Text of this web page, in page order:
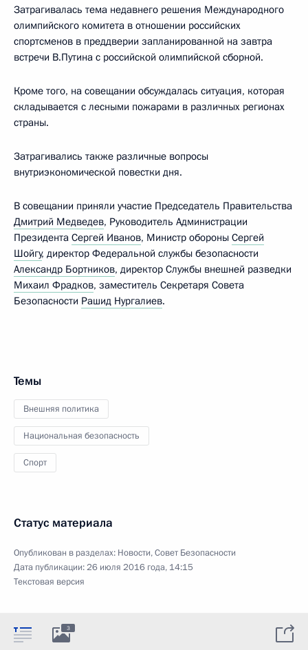
Затрагивалась тема недавнего решения Международного
олимпийского комитета в отношении российских
спортсменов в преддверии запланированной на завтра
встречи В.Путина с российской олимпийской сборной.
Кроме того, на совещании обсуждалась ситуация, которая
складывается с лесными пожарами в различных регионах
страны.
Затрагивались также различные вопросы
внутриэкономической повестки дня.
В совещании приняли участие Председатель Правительства
Дмитрий Медведев, Руководитель Администрации
Президента Сергей Иванов, Министр обороны Сергей
Шойгу, директор Федеральной службы безопасности
Александр Бортников, директор Службы внешней разведки
Михаил Фрадков, заместитель Секретаря Совета
Безопасности Рашид Нургалиев.
Темы
Внешняя политика
Национальная безопасность
Спорт
Статус материала
Опубликован в разделах: Новости,Совет Безопасности
Дата публикации:26 июля 2016 года, 14:15
Текстовая версия
3